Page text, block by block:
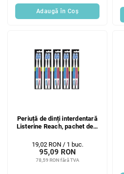
Adaugă în Coş
Periuță de dinți interdentară
Listerine Reach, pachet de 5
dură
78,59 RON fără TVA
95,09 RON
Evaluare
preţ:
19,02 RON / 1 buc.